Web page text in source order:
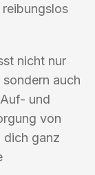
nicht nur
auch
und
von
dich ganz